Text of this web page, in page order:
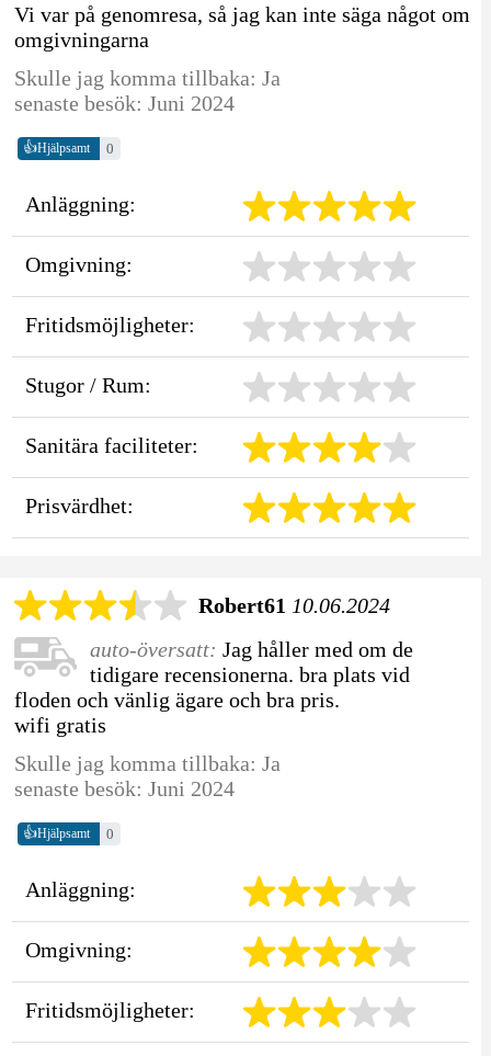
Vi var på genomresa, så jag kan inte säga något om
omgivningarna
Skulle jag komma tillbaka: Ja
senaste besök: Juni 2024
👍Hjälpsamt 0
Anläggning:
Omgivning:
Fritidsmöjligheter:
Stugor / Rum:
Sanitära faciliteter:
Prisvärdhet:
Robert61 10.06.2024
auto-översatt: Jag håller med om de
tidigare recensionerna. bra plats vid
floden och vänlig ägare och bra pris.
wifi gratis
Skulle jag komma tillbaka: Ja
senaste besök: Juni 2024
👍Hjälpsamt 0
Anläggning:
Omgivning:
Fritidsmöjligheter: